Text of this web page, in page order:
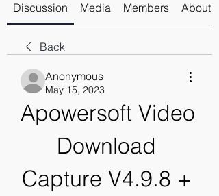
Discussion Media Members About
Back
Anonymous
May 15, 2023
Apowersoft Video
Download
Capture V4.9.8 +